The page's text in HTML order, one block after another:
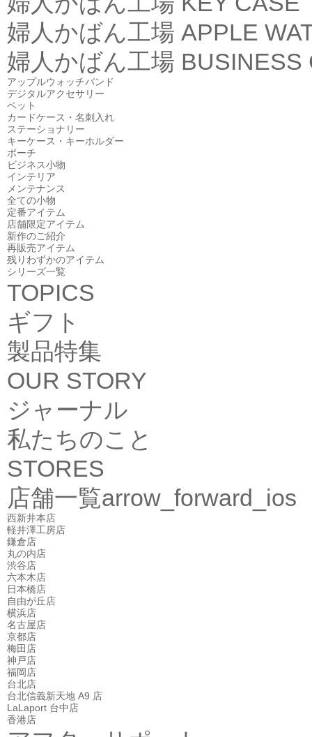
婦人かばん工場 APPLE
婦人かばん工場 BUSINESS
アップルウォッチバンド
デジタルアクセサリー
ペット
カードケース・名刺入れ
ステーショナリー
キーケース・キーホルダー
ポーチ
ビジネス小物
インテリア
メンテナンス
全ての小物
定番アイテム
店舗限定アイテム
新作のご紹介
再販売アイテム
残りわずかのアイテム
シリーズ一覧
TOPICS
ギフト
製品特集
OUR STORY
ジャーナル
私たちのこと
STORES
店舗一覧arrow_forward_ios
西新井本店
軽井澤工房店
鎌倉店
丸の内店
渋谷店
六本木店
日本橋店
自由が丘店
横浜店
名古屋店
京都店
梅田店
神戸店
福岡店
台北店
台北信義新天地 A9 店
LaLaport 台中店
香港店